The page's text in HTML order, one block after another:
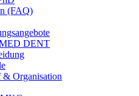
(FAQ)
DENT
& Organisation